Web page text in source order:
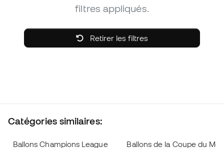
filtres appliqués.
Retirer les filtres
Catégories similaires:
Ballons Champions League Ballons de la Coupe du